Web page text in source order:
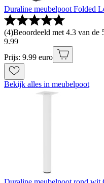
Duraline meubelpoot Folded
(4)Beoordeeld met 4.3 van de
9.99
Prijs: 9.99 euro
Bekijk alles in meubelpoot